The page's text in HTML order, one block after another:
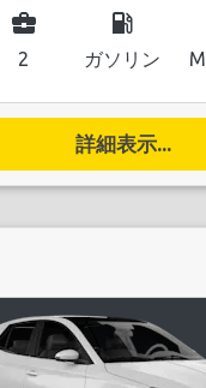
business_center
2
local_gas_station
ガソリン
詳細表示...